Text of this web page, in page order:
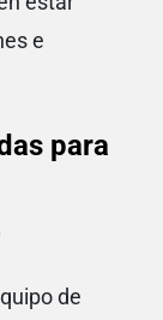
e
para
de